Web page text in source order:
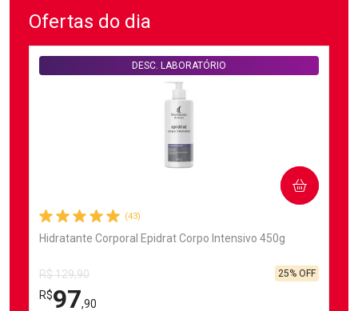
Ofertas do dia
(43)
Hidratante Corporal Epidrat Corpo Intensivo 450g
DESC. LABORATÓRIO
R$ 129,90
R$97,90
25% OFF
COMPRAR